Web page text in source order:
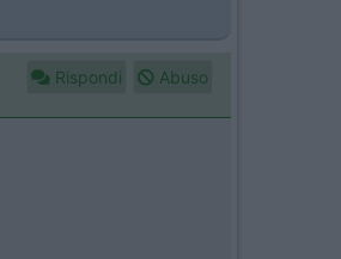
Rispondi Abuso